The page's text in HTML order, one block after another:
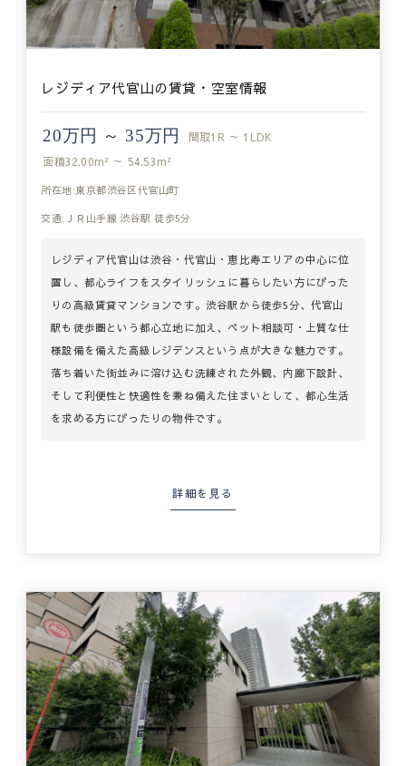
レジディア代官山の賃貸・空室情報
20万円 ～ 35万円 間取1R ～ 1LDK
面積32.00m² ～ 54.53m²
所在地:東京都渋谷区代官山町
交通:ＪＲ山手線 渋谷駅 徒歩5分
レジディア代官山は渋谷・代官山・恵比寿エリアの中心に位
置し、都心ライフをスタイリッシュに暮らしたい方にぴった
りの高級賃貸マンションです。渋谷駅から徒歩5分、代官山
駅も徒歩圏という都心立地に加え、ペット相談可・上質な仕
様設備を備えた高級レジデンスという点が大きな魅力です。
落ち着いた街並みに溶け込む洗練された外観、内廊下設計、
そして利便性と快適性を兼ね備えた住まいとして、都心生活
を求める方にぴったりの物件です。
詳細を見る